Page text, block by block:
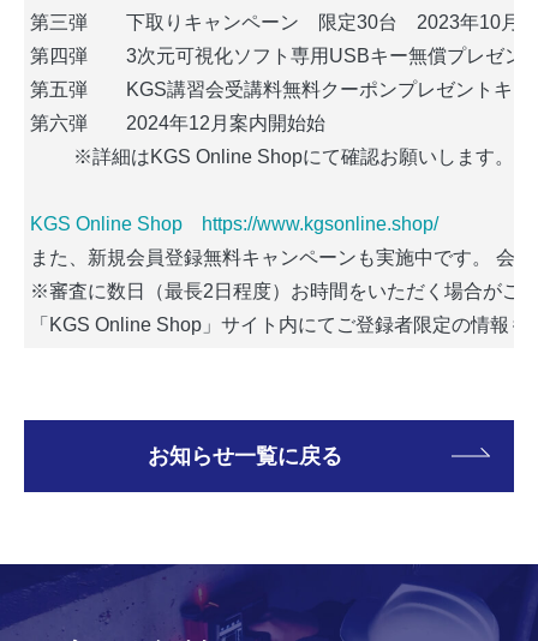
第三弾　　下取りキャンペーン　限定30台　2023年10月
第四弾　　3次元可視化ソフト専用USBキー無償プレゼン
第五弾　　KGS講習会受講料無料クーポンプレゼントキ
第六弾　　2024年12月案内開始始
※詳細はKGS Online Shopにて確認お願いします。
KGS Online Shop　https://www.kgsonline.shop/
また、新規会員登録無料キャンペーンも実施中です。 会
※審査に数日（最長2日程度）お時間をいただく場合がご
「KGS Online Shop」サイト内にてご登録者限定の情報
お知らせ一覧に戻る